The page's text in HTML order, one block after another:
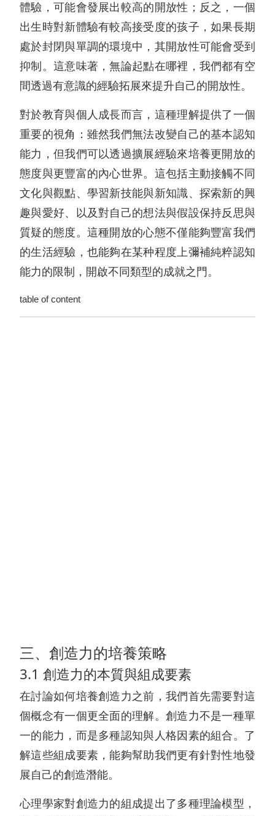
體驗，可能會發展出較高的開放性；反之，一個
出生時對新體驗有較高接受度的孩子，如果長期
處於封閉與單調的環境中，其開放性可能會受到
抑制。這意味著，無論起點在哪裡，我們都有空
間透過有意識的經驗拓展來提升自己的開放性。
對於教育與個人成長而言，這種理解提供了一個
重要的視角：雖然我們無法改變自己的基本認知
能力，但我們可以透過擴展經驗來培養更開放的
態度與更豐富的內心世界。這包括主動接觸不同
文化與觀點、學習新技能與新知識、探索新的興
趣與愛好、以及對自己的想法與假設保持反思與
質疑的態度。這種開放的心態不僅能夠豐富我們
的生活經驗，也能夠在某种程度上彌補純粹認知
能力的限制，開啟不同類型的成就之門。
table of content
三、創造力的培養策略
3.1 創造力的本質與組成要素
在討論如何培養創造力之前，我們首先需要對這
個概念有一個更全面的理解。創造力不是一種單
一的能力，而是多種認知與人格因素的組合。了
解這些組成要素，能夠幫助我們更有針對性地發
展自己的創造潛能。
心理學家對創造力的組成提出了多種理論模型，